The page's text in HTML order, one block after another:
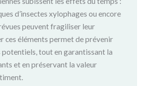
d’insectes xylophages ou encore
peuvent fragiliser leur
ces éléments permet de prévenir
tout en garantissant la
et en préservant la valeur